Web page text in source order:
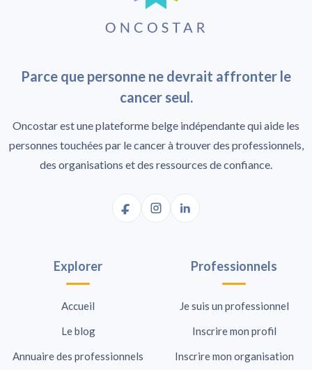
Parce que personne ne devrait affronter le
cancer seul.
Oncostar est une plateforme belge indépendante qui aide les
personnes touchées par le cancer à trouver des professionnels,
des organisations et des ressources de confiance.
Explorer
Accueil
Le blog
Annuaire des professionnels
Professionnels
Je suis un professionnel
Inscrire mon profil
Inscrire mon organisation